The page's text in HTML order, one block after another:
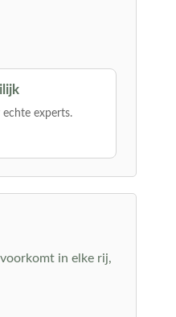
echte experts.
in elke rij,